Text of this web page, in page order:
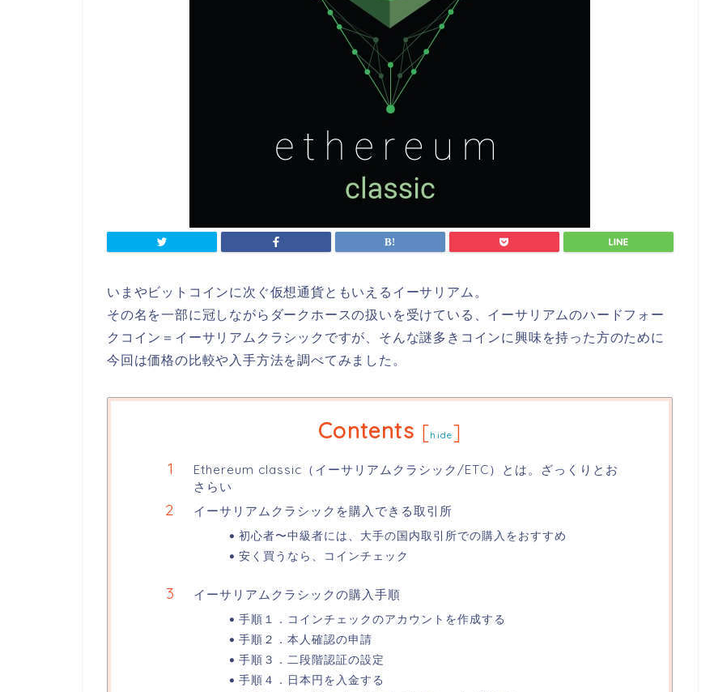
いまやビットコインに次ぐ仮想通貨ともいえるイーサリアム。
その名を一部に冠しながらダークホースの扱いを受けている、イーサリアムのハードフォー
クコイン＝イーサリアムクラシックですが、そんな謎多きコインに興味を持った方のために
今回は価格の比較や入手方法を調べてみました。
Contents [hide]
Ethereum classic（イーサリアムクラシック/ETC）とは。ざっくりとお
さらい
イーサリアムクラシックを購入できる取引所
初心者〜中級者には、大手の国内取引所での購入をおすすめ
安く買うなら、コインチェック
イーサリアムクラシックの購入手順
手順１．コインチェックのアカウントを作成する
手順２．本人確認の申請
手順３．二段階認証の設定
手順４．日本円を入金する